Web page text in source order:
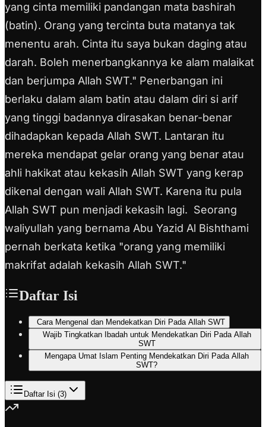
yang cinta memiliki pandangan mata bashirah
(batin). Orang yang tercinta buta matanya tak
menentu arah. Cinta itu saya bukan daging atau
darah. Boleh menerbangkannya ke alam malaikat
dan berjumpa Allah SWT." Penerbangan ini
berlaku dalam alam batin atau dalam diri si arif
yang tinggi badannya dirasakan benar-benar
dihadapkan kepada Allah SWT. Lantaran itu
mereka mendapat gelar orang yang benar atau
ahli hakikat atau kekasih Allah SWT yang kerap
dikenal dengan wali Allah SWT. Karena itu pula
Allah SWT pun menjadi kekasih lagi. Seorang
waliyullah yang bernama Abu Yazid Al Bishthami
pernah berkata ketika "orang yang memiliki
makrifat adalah kekasih Allah SWT."
Daftar Isi
Cara Mengenal dan Mendekatkan Diri Pada Allah SWT
Wajib Tingkatkan Ibadah untuk Mendekatkan Diri Pada Allah
SWT
Mengapa Umat Islam Penting Mendekatkan Diri Pada Allah
SWT?
Daftar Isi (3)